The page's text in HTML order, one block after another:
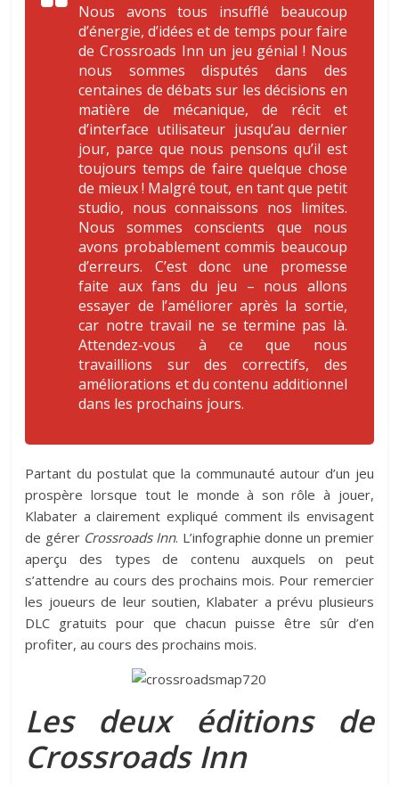
Nous avons tous insufflé beaucoup
d’énergie, d’idées et de temps pour faire
de Crossroads Inn un jeu génial ! Nous
nous sommes disputés dans des
centaines de débats sur les décisions en
matière de mécanique, de récit et
d’interface utilisateur jusqu’au dernier
jour, parce que nous pensons qu’il est
toujours temps de faire quelque chose
de mieux ! Malgré tout, en tant que petit
studio, nous connaissons nos limites.
Nous sommes conscients que nous
avons probablement commis beaucoup
d’erreurs. C’est donc une promesse
faite aux fans du jeu – nous allons
essayer de l’améliorer après la sortie,
car notre travail ne se termine pas là.
Attendez-vous à ce que nous
travaillions sur des correctifs, des
améliorations et du contenu additionnel
dans les prochains jours.
Partant du postulat que la communauté autour d’un jeu
prospère lorsque tout le monde à son rôle à jouer,
Klabater a clairement expliqué comment ils envisagent
de gérerCrossroads Inn. L’infographie donne un premier
aperçu des types de contenu auxquels on peut
s’attendre au cours des prochains mois. Pour remercier
les joueurs de leur soutien, Klabater a prévu plusieurs
DLC gratuits pour que chacun puisse être sûr d’en
profiter, au cours des prochains mois.
Les deux éditions de
Crossroads Inn